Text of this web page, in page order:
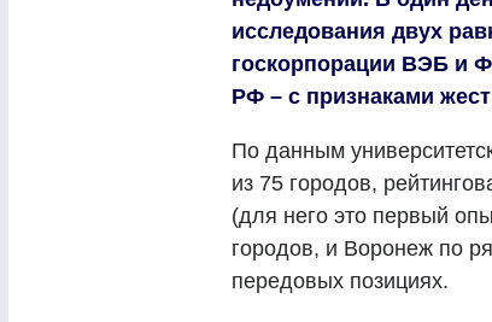
исследования двух
госкорпорации ВЭБ и
РФ – с признаками
По данным
из 75 городов,
(для него это первый
городов, и Воронеж по
передовых позициях.